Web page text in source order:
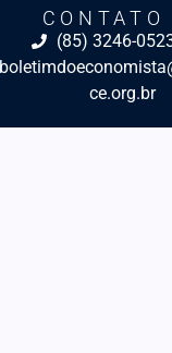
CONTATO
(85) 3246-
ce.org.br